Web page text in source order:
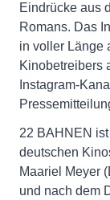
Eindrücke aus
Romans. Das
in voller Länge
Kinobetreibers
Instagram-
22 BAHNEN
deutschen
Maariel Meyer
und nach dem